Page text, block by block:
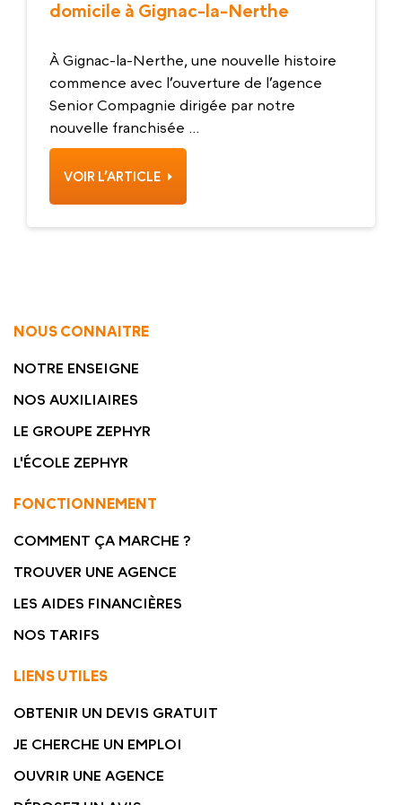
domicile à Gignac-la-Nerthe
À Gignac-la-Nerthe, une nouvelle histoire
commence avec l’ouverture de l’agence
Senior Compagnie dirigée par notre
nouvelle franchisée ...
VOIR L’ARTICLE
NOUS CONNAITRE
NOTRE ENSEIGNE
NOS AUXILIAIRES
LE GROUPE ZEPHYR
L'ÉCOLE ZEPHYR
FONCTIONNEMENT
COMMENT ÇA MARCHE ?
TROUVER UNE AGENCE
LES AIDES FINANCIÈRES
NOS TARIFS
LIENS UTILES
OBTENIR UN DEVIS GRATUIT
JE CHERCHE UN EMPLOI
OUVRIR UNE AGENCE